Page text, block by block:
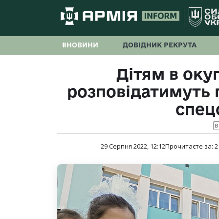
#НОВИНИ ДОВІДНИК РЕКРУТА
Дітям в
розповідатимуть
29 Серпня 2022, 12:12Прочитаєте за: 2